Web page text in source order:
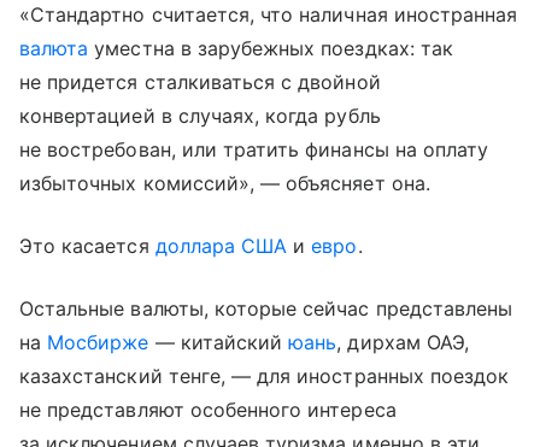
«Стандартно считается, что наличная иностранная
валюта уместна в зарубежных поездках: так
не придется сталкиваться с двойной
конвертацией в случаях, когда рубль
не востребован, или тратить финансы на оплату
избыточных комиссий», — объясняет она.
Это касается доллара США иевро.
Остальные валюты, которые сейчас представлены
на Мосбирже — китайскийюань, дирхам ОАЭ,
казахстанский тенге, — для иностранных поездок
не представляют особенного интереса